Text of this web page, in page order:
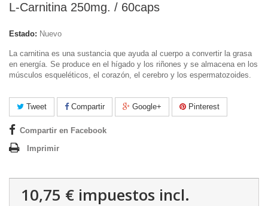
L-Carnitina 250mg. / 60caps
Estado: Nuevo
La carnitina es una sustancia que ayuda al cuerpo a convertir la grasa
en energía. Se produce en el hígado y los riñones y se almacena en los
músculos esqueléticos, el corazón, el cerebro y los espermatozoides.
Tweet Compartir Google+ Pinterest
Compartir en Facebook
Imprimir
10,75 € impuestos incl.